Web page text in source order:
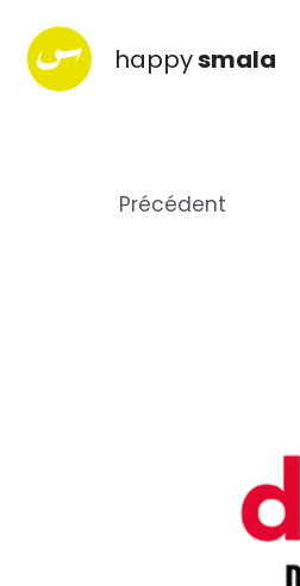
happysmala
Précédent